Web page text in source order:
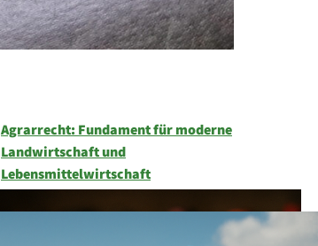
Agrarrecht: Fundament für moderne
Landwirtschaft und
Lebensmittelwirtschaft